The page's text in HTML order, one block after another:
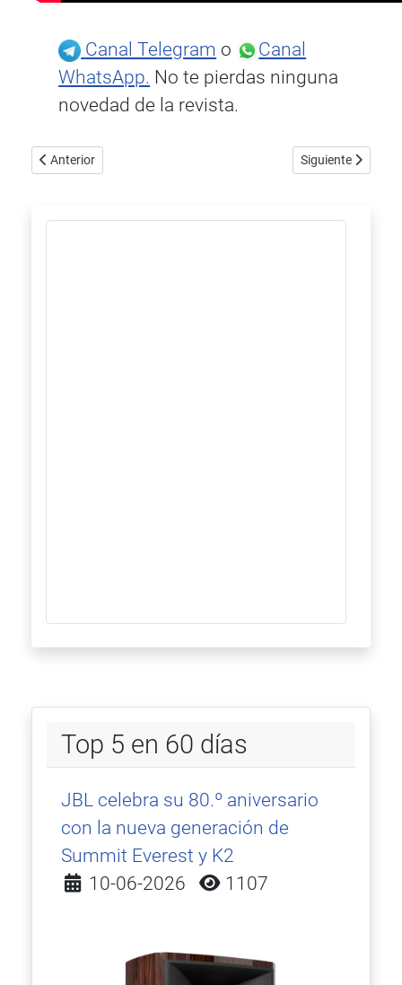
Canal Telegram o
Canal
WhatsApp. No te pierdas ninguna
novedad de la revista.
Artículo anterior: Alsyvox, altavoces de cinta de gama completa
Anterior Artículo siguiente:
Siguiente
Top 5 en 60 días
JBL celebra su 80.º aniversario
con la nueva generación de
Summit Everest y K2
Detalles
10-06-2026 1107